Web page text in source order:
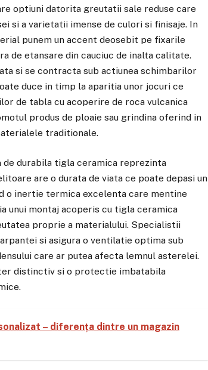
optiuni datorita greutatii sale reduse care
si a varietatii imense de culori si finisaje. In
punem un accent deosebit pe fixarile
de etansare din cauciuc de inalta calitate.
si se contracta sub actiunea schimbarilor
duce in timp la aparitia unor jocuri ce
de tabla cu acoperire de roca vulcanica
produs de ploaie sau grindina oferind in
traditionale.
durabila tigla ceramica reprezinta
are o durata de viata ce poate depasi un
o inertie termica excelenta care mentine
unui montaj acoperis cu tigla ceramica
proprie a materialului. Specialistii
si asigura o ventilatie optima sub
care ar putea afecta lemnul asterelei.
distinctiv si o protectie imbatabila
– diferența dintre un magazin